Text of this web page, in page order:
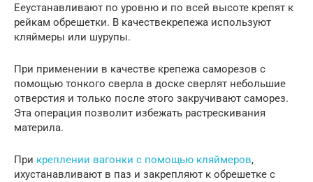
Ееустанавливают по уровню и по всей высоте крепят к
рейкам обрешетки. В качествекрепежа используют
кляймеры или шурупы.
При применении в качестве крепежа саморезов с
помощью тонкого сверла в доске сверлят небольшие
отверстия и только после этого закручивают саморез.
Эта операция позволит избежать растрескивания
материла.
При креплении вагонки с помощью кляймеров,
ихустанавливают в паз и закрепляют к обрешетке с